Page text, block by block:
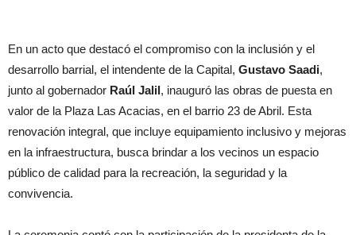
En un acto que destacó el compromiso con la inclusión y el
desarrollo barrial, el intendente de la Capital, Gustavo Saadi,
junto al gobernador Raúl Jalil, inauguró las obras de puesta en
valor de la Plaza Las Acacias, en el barrio 23 de Abril. Esta
renovación integral, que incluye equipamiento inclusivo y mejoras
en la infraestructura, busca brindar a los vecinos un espacio
público de calidad para la recreación, la seguridad y la
convivencia.